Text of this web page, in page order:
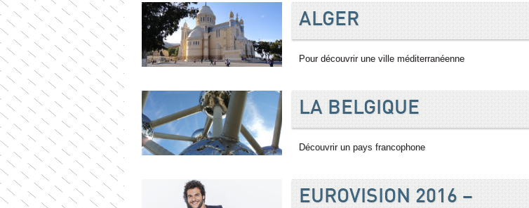
ALGER
Pour découvrir une ville méditerranéenne
LA BELGIQUE
Découvrir un pays francophone
EUROVISION 2016 –